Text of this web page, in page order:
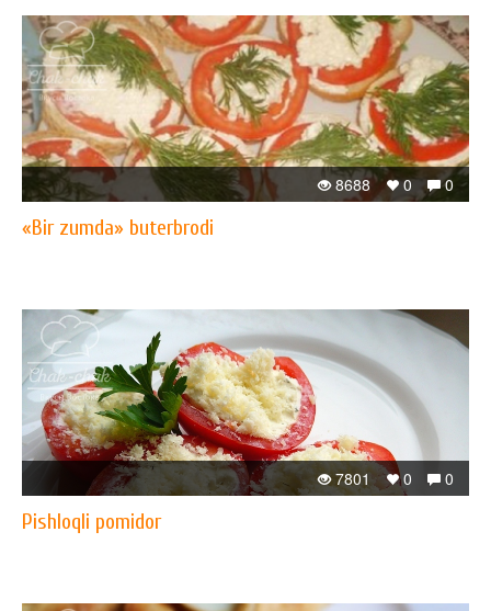
0
0
8688
«Bir zumda» buterbrodi
0
0
7801
Pishloqli pomidor